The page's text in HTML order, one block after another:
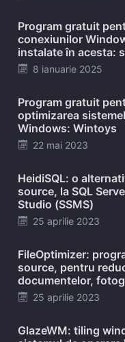
Program gratuit
conexiunilor
instalate în acesta:
Posted
8 ianuarie 2025
Program gratuit
optimizarea
Windows: Wintoys
Posted
22 mai 2023
HeidiSQL: o
source, la SQL
Studio (SSMS)
Posted
25 aprilie 2023
FileOptimizer:
source, pentru
documentelor,
Posted
25 aprilie 2023
GlazeWM: tiling